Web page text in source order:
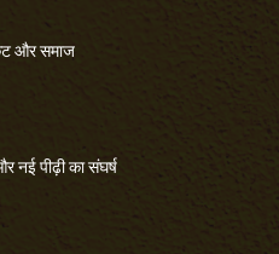
और समाज
नई पीढ़ी का संघर्ष